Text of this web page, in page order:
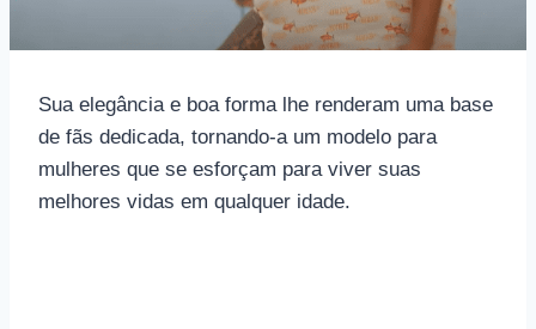
Sua elegância e boa forma lhe renderam uma base
de fãs dedicada, tornando-a um modelo para
mulheres que se esforçam para viver suas
melhores vidas em qualquer idade.